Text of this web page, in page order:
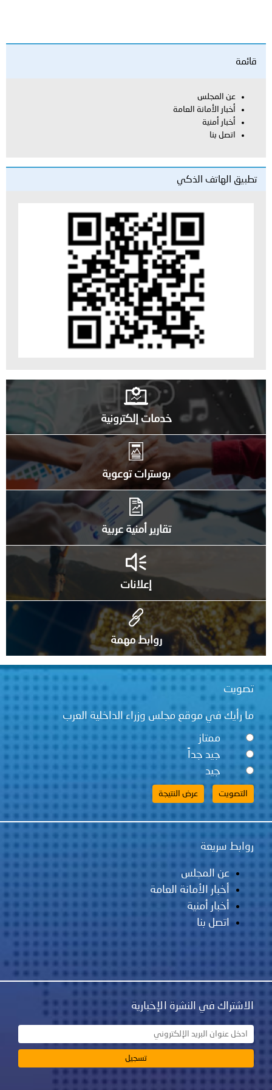
قائمة
عن المجلس
أخبار الأمانة العامة
أخبار أمنية
اتصل بنا
تطبيق الهاتف الذكي
خدمات إلكترونية
بوسترات توعوية
تقارير أمنية عربية
إعلانات
روابط مهمة
تصويت
ما رأيك في موقع مجلس وزراء الداخلية العرب
ممتاز
جيد جداً
جيد
روابط سريعة
عن المجلس
أخبار الأمانة العامة
أخبار أمنية
اتصل بنا
الاشتراك في النشرة الإخبارية